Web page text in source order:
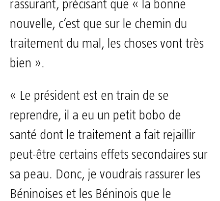
rassurant, précisant que « la bonne
nouvelle, c’est que sur le chemin du
traitement du mal, les choses vont très
bien ».
« Le président est en train de se
reprendre, il a eu un petit bobo de
santé dont le traitement a fait rejaillir
peut-être certains effets secondaires sur
sa peau. Donc, je voudrais rassurer les
Béninoises et les Béninois que le